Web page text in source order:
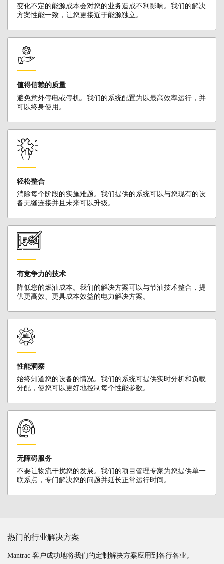
变化不定的能源成本会对您的业务造成不利影响。我们的解决
方案性能一致，让您更接近于能源独立。
值得信赖的质量
避免意外停电或停机。我们的系统配置为以最高效率运行，并
可以终身使用。
轻松整合
消除每个阶段的实施难题。我们提供的系统可以与您现有的设
备无缝连接并且未来可以升级。
有竞争力的技术
降低您的燃油成本。我们的解决方案可以与节油技术整合，提
供更高效、更具成本效益的电力解决方案。
性能洞察
始终知道您的设备的情况。我们的系统可提供实时分析和负载
分配，使您可以更好地控制每个性能参数。
无障碍服务
不要让物流干扰您的发展。我们的项目管理专家为您提供单一
联系点，专门解决您的问题并延长正常运行时间。
热门的行业解决方案
Mantrac 客户成功地将我们的定制解决方案应用到各行各业。